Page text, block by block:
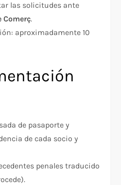
las solicitudes ante
Comerç.
aproximadamente 10
de pasaporte y
de cada socio y
penales traducido